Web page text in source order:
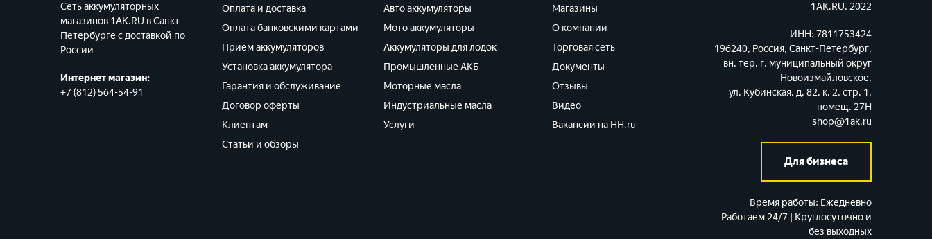
Сеть аккумуляторных
магазинов 1AK.RU в Санкт-
Петербурге с доставкой по
России
Интернет магазин:
+7 (812) 564-54-91
Оплата и доставка
Оплата банковскими картами
Прием аккумуляторов
Установка аккумулятора
Гарантия и обслуживание
Договор оферты
Клиентам
Статьи и обзоры
Авто аккумуляторы
Мото аккумуляторы
Аккумуляторы для лодок
Промышленные АКБ
Моторные масла
Индустриальные масла
Услуги
Магазины
О компании
Торговая сеть
Документы
Отзывы
Видео
Вакансии на HH.ru
1AK.RU, 2022
ИНН: 7811753424
196240, Россия, Санкт-Петербург,
вн. тер. г. муниципальный округ
Новоизмайловское,
ул. Кубинская, д. 82, к. 2, стр. 1,
помещ. 27Н
shop@1ak.ru
Для бизнеса
Время работы: Ежедневно
Работаем 24/7 | Круглосуточно и
без выходных